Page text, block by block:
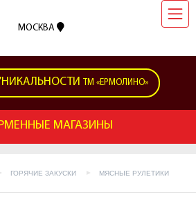
МОСКВА
ТМ «ЕРМОЛИНО»
МАГАЗИНЫ
ГОРЯЧИЕ ЗАКУСКИ МЯСНЫЕ РУЛЕТИКИ